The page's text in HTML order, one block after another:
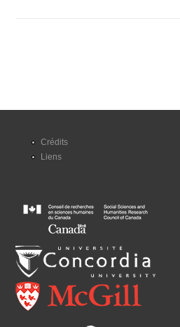
Crédits
Liens